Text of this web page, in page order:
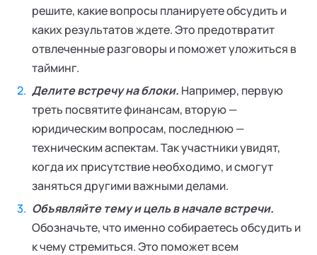
решите, какие вопросы планируете обсудить и
каких результатов ждете. Это предотвратит
отвлеченные разговоры и поможет уложиться в
тайминг.
Делите встречу на блоки. Например, первую
треть посвятите финансам, вторую —
юридическим вопросам, последнюю —
техническим аспектам. Так участники увидят,
когда их присутствие необходимо, и смогут
заняться другими важными делами.
Объявляйте тему и цель в начале встречи.
Обозначьте, что именно собираетесь обсудить и
к чему стремиться. Это поможет всем